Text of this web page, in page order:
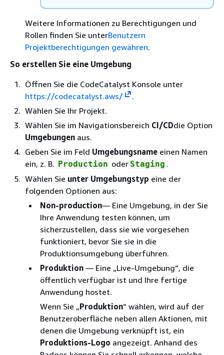
Weitere Informationen zu Berechtigungen und
Rollen finden Sie unterBenutzern
Projektberechtigungen gewähren.
So erstellen Sie eine Umgebung
Öffnen Sie die CodeCatalyst Konsole unter
https://codecatalyst.aws/
.
Wählen Sie Ihr Projekt.
Wählen Sie im Navigationsbereich CI/CDdie Option
Umgebungen aus.
Geben Sie im Feld Umgebungsname einen Namen
ein, z. B. Production oder Staging .
Wählen Sie unter Umgebungstyp eine der
folgenden Optionen aus:
Non-production— Eine Umgebung, in der Sie
Ihre Anwendung testen können, um
sicherzustellen, dass sie wie vorgesehen
funktioniert, bevor Sie sie in die
Produktionsumgebung überführen.
Produktion — Eine „Live-Umgebung“, die
öffentlich verfügbar ist und Ihre fertige
Anwendung hostet.
Wenn Sie „Produktion“ wählen, wird auf der
Benutzeroberfläche neben allen Aktionen, mit
denen die Umgebung verknüpft ist, ein
Produktions-Logo angezeigt. Anhand des